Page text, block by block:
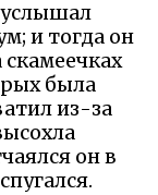
услышал
и тогда он
скамеечках
была
из-за
он в